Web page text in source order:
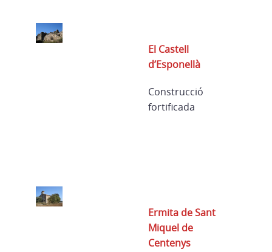
El Castell
d’Esponellà
Construcció
fortificada
Ermita de Sant
Miquel de
Centenys